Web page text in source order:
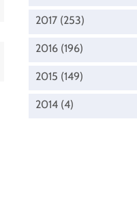
2017 (253)
2016 (196)
2015 (149)
2014 (4)